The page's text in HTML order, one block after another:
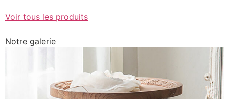
Voir tous les produits
Notre galerie